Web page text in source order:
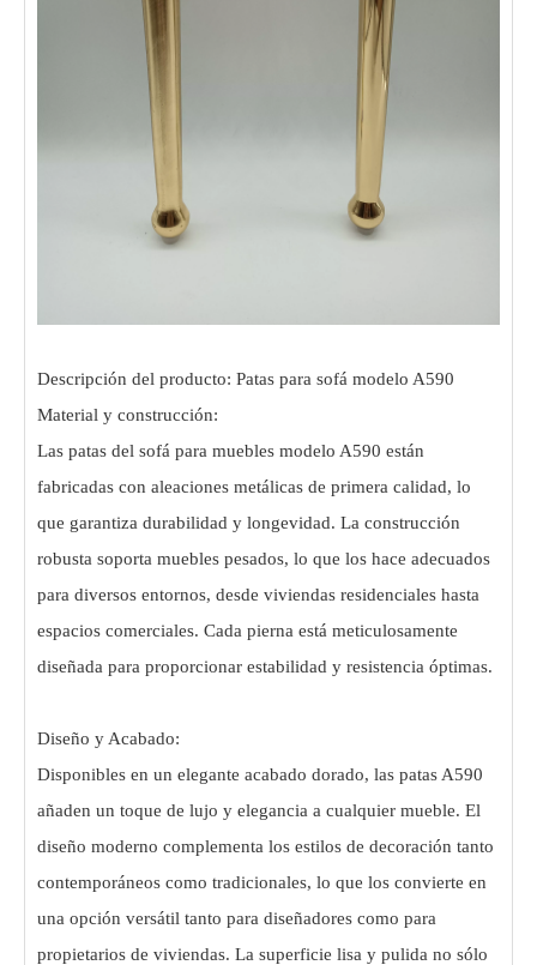
Descripción del producto: Patas para sofá modelo A590
Material y construcción:
Las patas del sofá para muebles modelo A590 están
fabricadas con aleaciones metálicas de primera calidad, lo
que garantiza durabilidad y longevidad. La construcción
robusta soporta muebles pesados, lo que los hace adecuados
para diversos entornos, desde viviendas residenciales hasta
espacios comerciales. Cada pierna está meticulosamente
diseñada para proporcionar estabilidad y resistencia óptimas.
Diseño y Acabado:
Disponibles en un elegante acabado dorado, las patas A590
añaden un toque de lujo y elegancia a cualquier mueble. El
diseño moderno complementa los estilos de decoración tanto
contemporáneos como tradicionales, lo que los convierte en
una opción versátil tanto para diseñadores como para
propietarios de viviendas. La superficie lisa y pulida no sólo